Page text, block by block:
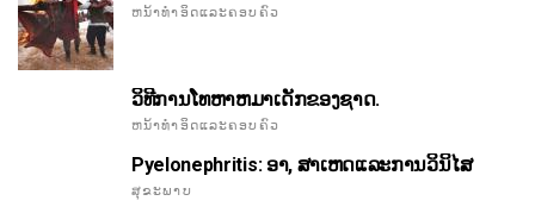
ຫນ້າທໍາອິດແລະຄອບຄົວ
ວິທີການໂທຫາຫມາເດັກຂອງຊາດ.
ຫນ້າທໍາອິດແລະຄອບຄົວ
Pyelonephritis: ອາ, ສາເຫດແລະການວິນິໄສ
ສຸຂະພາບ